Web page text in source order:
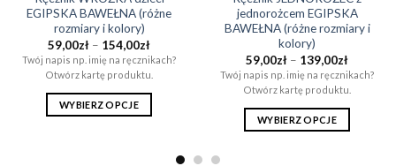
EGIPSKA BAWEŁNA (różne
rozmiary i kolory)
59,00zł – 154,00złZakres
cen:
od
59,00zł
do
Twój napis np. imię na ręcznikach?
Otwórz kartę produktu.
WYBIERZ OPCJE
jednorożcem EGIPSKA
BAWEŁNA (różne rozmiary i
kolory)
59,00zł – 139,00złZakres
cen:
od
59,00zł
do
Twój napis np. imię na ręcznikach?
Otwórz kartę produktu.
WYBIERZ OPCJE